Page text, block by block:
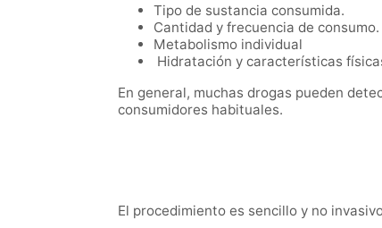
Tipo de sustancia consumida.
Cantidad y frecuencia de consumo.
Metabolismo individual
Hidratación y características
En general, muchas drogas pueden
consumidores habituales.
El procedimiento es sencillo y no